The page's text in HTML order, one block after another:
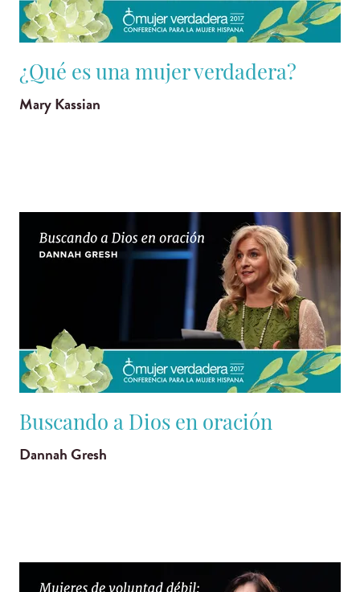
¿Qué es una mujer verdadera?
Mary Kassian
Buscando a Dios en oración
Dannah Gresh